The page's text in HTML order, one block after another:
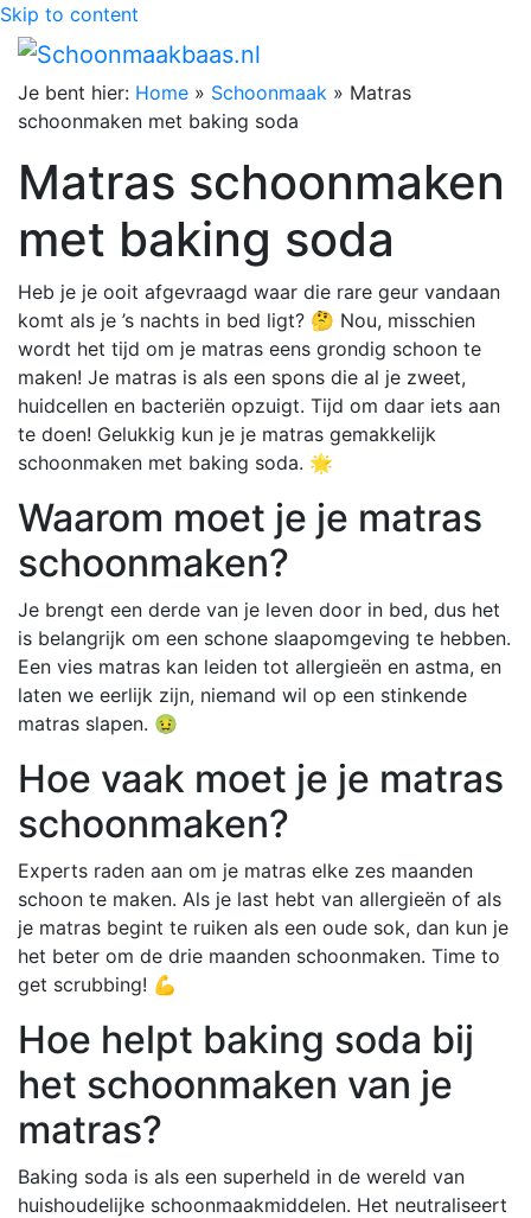
Skip to content
Je bent hier: Home » Schoonmaak » Matras
schoonmaken met baking soda
Matras schoonmaken
met baking soda
Heb je je ooit afgevraagd waar die rare geur vandaan
komt als je ’s nachts in bed ligt? 🤔 Nou, misschien
wordt het tijd om je matras eens grondig schoon te
maken! Je matras is als een spons die al je zweet,
huidcellen en bacteriën opzuigt. Tijd om daar iets aan
te doen! Gelukkig kun je je matras gemakkelijk
schoonmaken met baking soda. 🌟
Waarom moet je je matras
schoonmaken?
Je brengt een derde van je leven door in bed, dus het
is belangrijk om een schone slaapomgeving te hebben.
Een vies matras kan leiden tot allergieën en astma, en
laten we eerlijk zijn, niemand wil op een stinkende
matras slapen. 🤢
Hoe vaak moet je je matras
schoonmaken?
Experts raden aan om je matras elke zes maanden
schoon te maken. Als je last hebt van allergieën of als
je matras begint te ruiken als een oude sok, dan kun je
het beter om de drie maanden schoonmaken. Time to
get scrubbing! 💪
Hoe helpt baking soda bij
het schoonmaken van je
matras?
Baking soda is als een superheld in de wereld van
huishoudelijke schoonmaakmiddelen. Het neutraliseert